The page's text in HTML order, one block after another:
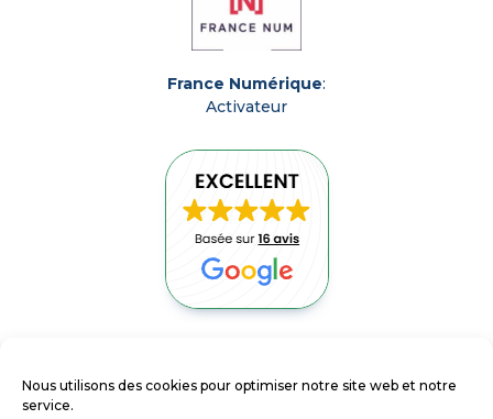
Nous utilisons des cookies pour optimiser notre site web et notre
service.
France Numérique:
Activateur